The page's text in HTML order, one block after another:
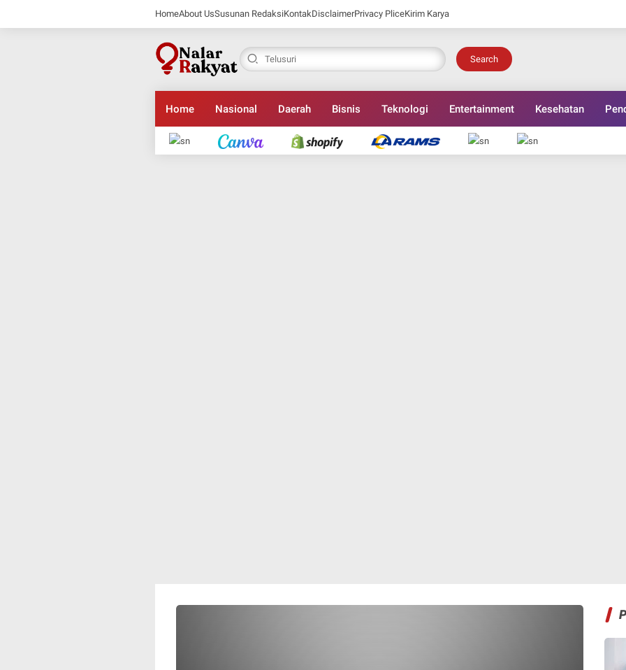
HomeAbout UsSusunan RedaksiKontakDisclaimerPrivacy PliceKirim Karya
Search
Home Nasional Daerah Bisnis Teknologi Entertainment Kesehatan